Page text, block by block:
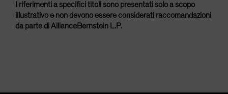
I riferimenti a specifici titoli sono presentati solo a scopo
illustrativo e non devono essere considerati raccomandazioni
da parte di AllianceBernstein L.P.